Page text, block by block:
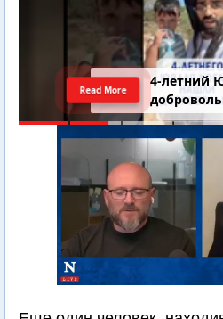
4-летний
Read More